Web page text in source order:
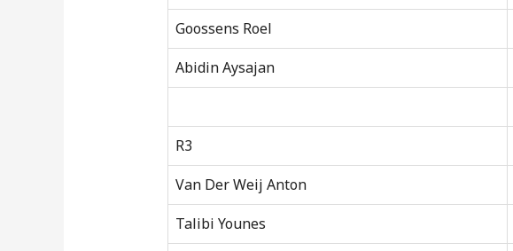
Goossens Roel
Abidin Aysajan
R3
Van Der Weij Anton
Talibi Younes